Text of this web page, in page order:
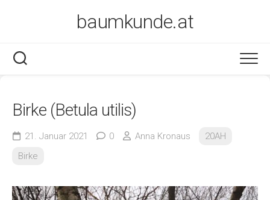
baumkunde.at
Birke (Betula utilis)
21. Januar 2021 0 Anna Kronaus
20AH
Birke